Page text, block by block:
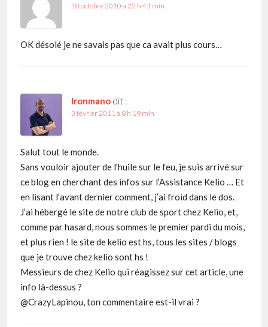
10 octobre 2010 à 22 h 41 min
OK désolé je ne savais pas que ca avait plus cours…
Ironmano dit :
3 février 2011 à 8 h 19 min
Salut tout le monde.
Sans vouloir ajouter de l’huile sur le feu, je suis arrivé sur
ce blog en cherchant des infos sur l’Assistance Kelio … Et
en lisant l’avant dernier comment, j’ai froid dans le dos.
J’ai hébergé le site de notre club de sport chez Kelio, et,
comme par hasard, nous sommes le premier pardi du mois,
et plus rien ! le site de kelio est hs, tous les sites / blogs
que je trouve chez kelio sont hs !
Messieurs de chez Kelio qui réagissez sur cet article, une
info là-dessus ?
@CrazyLapinou, ton commentaire est-il vrai ?